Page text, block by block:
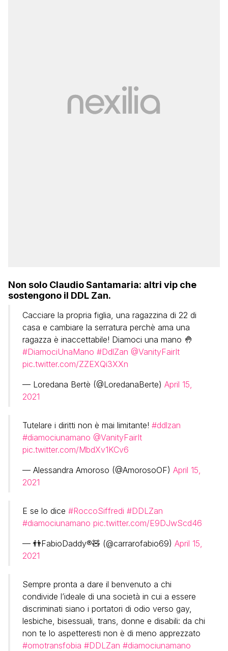
Non solo Claudio Santamaria: altri vip che
sostengono il DDL Zan.
Cacciare la propria figlia, una ragazzina di 22 di
casa e cambiare la serratura perchè ama una
ragazza è inaccettabile! Diamoci una mano 🤚
#DiamociUnaMano #DdlZan @VanityFairIt
pic.twitter.com/ZZEXQi3XXn
— Loredana Bertè (@LoredanaBerte) April 15,
2021
Tutelare i diritti non è mai limitante! #ddlzan
#diamociunamano @VanityFairIt
pic.twitter.com/MbdXv1KCv6
— Alessandra Amoroso (@AmorosoOF) April 15,
2021
E se lo dice #RoccoSiffredi #DDLZan
#diamociunamano pic.twitter.com/E9DJwScd46
— 👬FabioDaddy®️🧸 (@carrarofabio69) April 15,
2021
Sempre pronta a dare il benvenuto a chi
condivide l’ideale di una società in cui a essere
discriminati siano i portatori di odio verso gay,
lesbiche, bisessuali, trans, donne e disabili: da chi
non te lo aspetteresti non è di meno apprezzato
#omotransfobia #DDLZan #diamociunamano